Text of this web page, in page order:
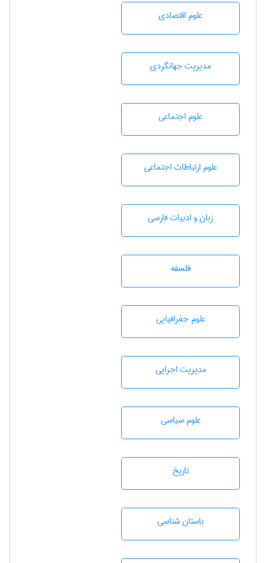
علوم اقتصادی
مديريت جهانگردی
علوم اجتماعی
علوم ارتباطات اجتماعی
زبان و ادبيات فارسی
فلسفه
علوم جغرافيايی
مديريت اجرايی
علوم سياسی
تاريخ
باستان شناسی